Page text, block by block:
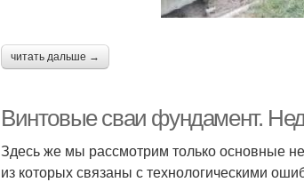
читать дальше →
Винтовые сваи фундамент.
Здесь же мы рассмотрим только основные
из которых связаны с технологическими